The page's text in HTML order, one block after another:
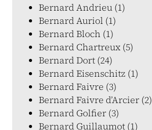
Bernard Andrieu (1)
Bernard Auriol (1)
Bernard Bloch (1)
Bernard Chartreux (5)
Bernard Dort (24)
Bernard Eisenschitz (1)
Bernard Faivre (3)
Bernard Faivre d’Arcier (2)
Bernard Golfier (3)
Bernard Guillaumot (1)